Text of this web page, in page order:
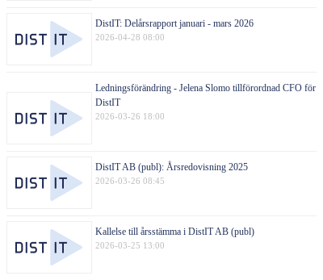
2026-04-28 08:00
DistIT: Delårsrapport januari - mars 2026
2026-03-26 18:00
Ledningsförändring - Jelena Slomo tillförordnad CFO för
DistIT
2026-03-26 08:45
DistIT AB (publ): Årsredovisning 2025
2026-03-25 13:00
Kallelse till årsstämma i DistIT AB (publ)